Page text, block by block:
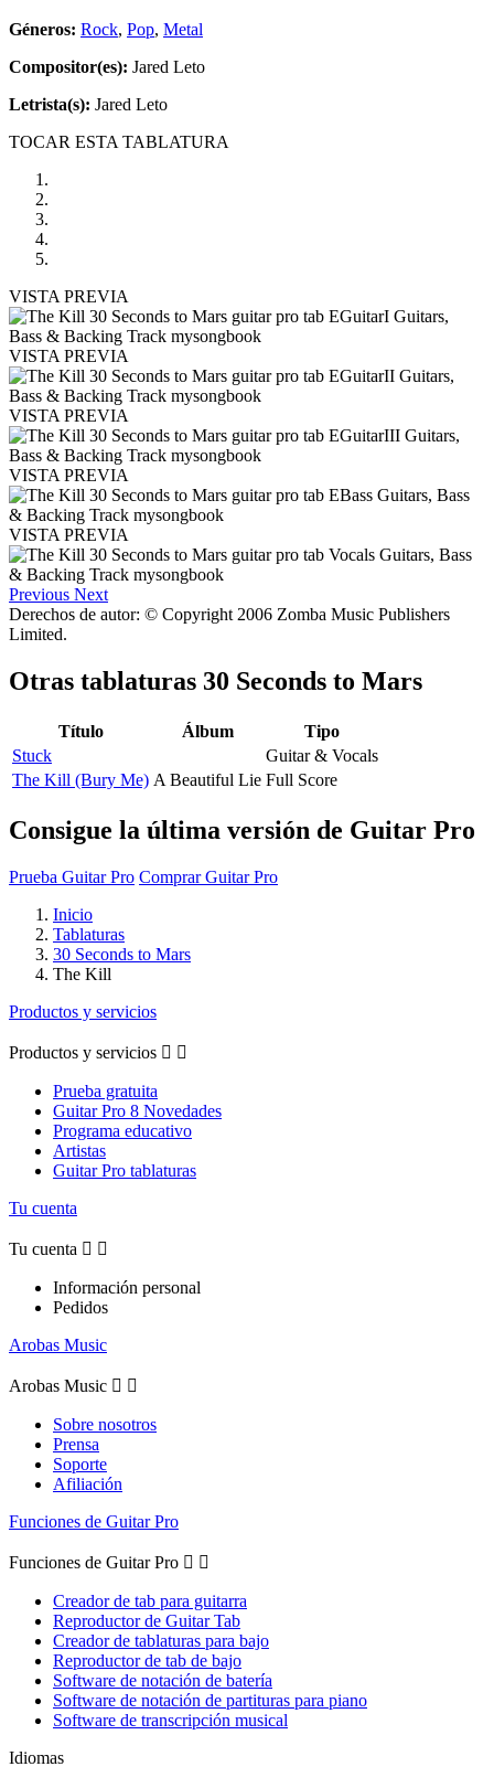
Géneros: Rock, Pop, Metal
Compositor(es): Jared Leto
Letrista(s): Jared Leto
TOCAR ESTA TABLATURA
VISTA PREVIA
VISTA PREVIA
VISTA PREVIA
VISTA PREVIA
VISTA PREVIA
Previous Next
Derechos de autor: © Copyright 2006 Zomba Music Publishers
Limited.
Otras tablaturas 30 Seconds to Mars
Título Álbum
Tipo
Stuck
Guitar & Vocals
The Kill (Bury Me) A Beautiful Lie Full Score
Consigue la última versión de Guitar Pro
Prueba Guitar Pro Comprar Guitar Pro
Inicio
Tablaturas
30 Seconds to Mars
The Kill
Productos y servicios
Productos y servicios  
Prueba gratuita
Guitar Pro 8 Novedades
Programa educativo
Artistas
Guitar Pro tablaturas
Tu cuenta
Tu cuenta  
Información personal
Pedidos
Arobas Music
Arobas Music  
Sobre nosotros
Prensa
Soporte
Afiliación
Funciones de Guitar Pro
Funciones de Guitar Pro  
Creador de tab para guitarra
Reproductor de Guitar Tab
Creador de tablaturas para bajo
Reproductor de tab de bajo
Software de notación de batería
Software de notación de partituras para piano
Software de transcripción musical
Idiomas